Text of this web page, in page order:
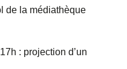
de la médiathèque
: projection d’un